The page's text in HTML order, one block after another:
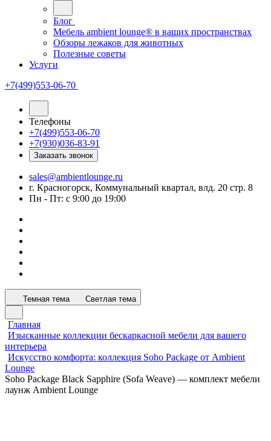
Блог
Мебель ambient lounge® в ваших пространствах
Обзоры лежаков для животных
Полезные советы
Услуги
+7(499)553-06-70
Телефоны
+7(499)553-06-70
+7(930)036-83-91
Заказать звонок
sales@ambientlounge.ru
г. Красногорск, Коммунальный квартал, влд. 20 стр. 8
Пн - Пт: с 9:00 до 19:00
Темная тема Светлая тема
Главная
Изысканные коллекции бескаркасной мебели для вашего
интерьера
Искусство комфорта: коллекция Soho Package от Ambient
Lounge
Soho Package Black Sapphire (Sofa Weave) — комплект мебели
лаунж Ambient Lounge